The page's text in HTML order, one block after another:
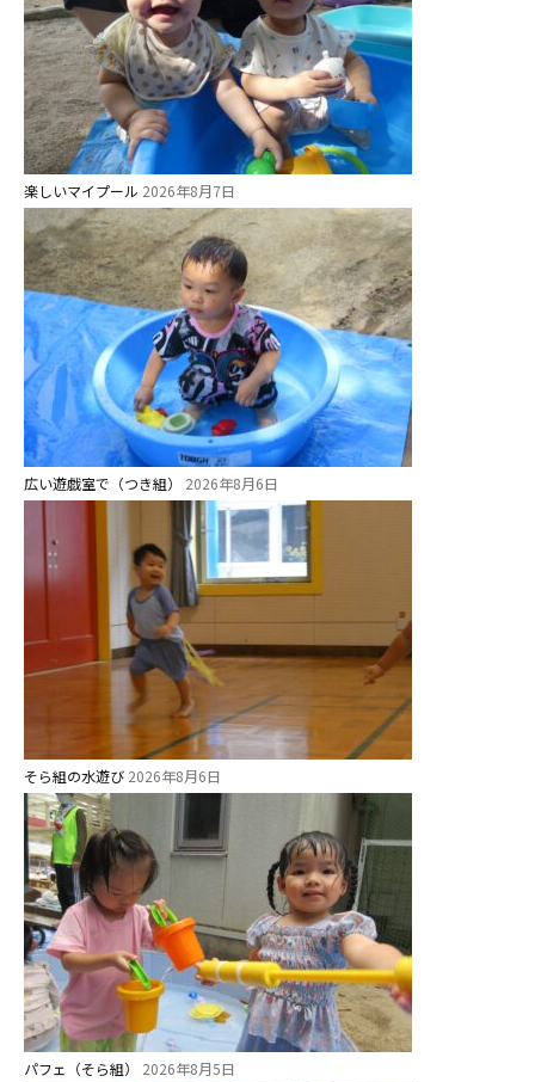
楽しいマイプール 2026年8月7日
広い遊戯室で（つき組） 2026年8月6日
そら組の水遊び 2026年8月6日
パフェ（そら組） 2026年8月5日
お知らせ
今日の幼稚園
園児募集要項
教職員募集
園のこと
園舎案内
安⼼・安全対策
課外教室
理事長のことば
教育と保育
美⽊多幼稚園の理想
園の1⽇
年間⾏事
預かり保育［ヒラソル ]
美⽊多チコス
美⽊多チコスについて
美⽊多チコスブログ
未就園児クラス